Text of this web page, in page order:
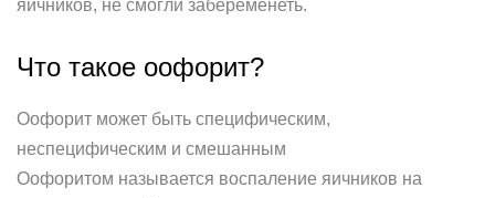
яичников, не смогли забеременеть.
Что такое оофорит?
Оофорит может быть специфическим,
неспецифическим и смешанным
Оофоритом называется воспаление яичников на